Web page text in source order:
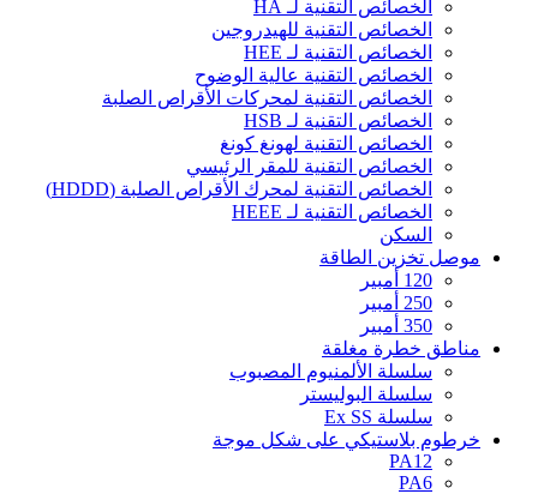
الخصائص التقنية لـ HA
الخصائص التقنية للهيدروجين
الخصائص التقنية لـ HEE
الخصائص التقنية عالية الوضوح
الخصائص التقنية لمحركات الأقراص الصلبة
الخصائص التقنية لـ HSB
الخصائص التقنية لهونغ كونغ
الخصائص التقنية للمقر الرئيسي
الخصائص التقنية لمحرك الأقراص الصلبة (HDDD)
الخصائص التقنية لـ HEEE
السكن
موصل تخزين الطاقة
120 أمبير
250 أمبير
350 أمبير
مناطق خطرة مغلقة
سلسلة الألمنيوم المصبوب
سلسلة البوليستر
سلسلة Ex SS
خرطوم بلاستيكي على شكل موجة
PA12
PA6